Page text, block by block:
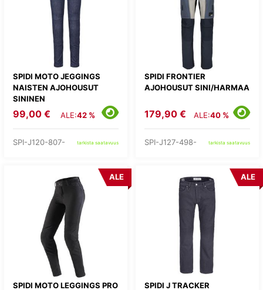
SPIDI MOTO JEGGINGS
NAISTEN AJOHOUSUT
SININEN
99,00 € ALE:42 %
SPI-J120-807- tarkista saatavuus
SPIDI FRONTIER
AJOHOUSUT SINI/HARMAA
179,90 € ALE:40 %
SPI-J127-498- tarkista saatavuus
SPIDI MOTO LEGGINGS PRO
ALE
SPIDI J TRACKER
ALE